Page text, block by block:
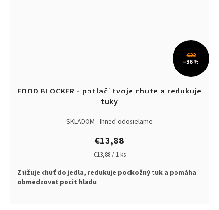
€22
–36 %
FOOD BLOCKER - potlačí tvoje chute a redukuje
tuky
SKLADOM - Ihneď odosielame
€13,88
Jednotková
€13,88 / 1 ks
Znižuje chuť do jedla, redukuje podkožný tuk a pomáha
obmedzovať pocit hladu